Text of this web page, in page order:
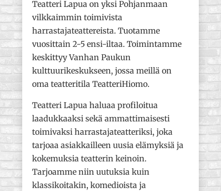
Teatteri Lapua on yksi Pohjanmaan
vilkkaimmin toimivista
harrastajateattereista. Tuotamme
vuosittain 2-5 ensi-iltaa. Toimintamme
keskittyy Vanhan Paukun
kulttuurikeskukseen, jossa meillä on
oma teatteritila TeatteriHiomo.
Teatteri Lapua haluaa profiloitua
laadukkaaksi sekä ammattimaisesti
toimivaksi harrastajateatteriksi, joka
tarjoaa asiakkailleen uusia elämyksiä ja
kokemuksia teatterin keinoin.
Tarjoamme niin uutuksia kuin
klassikoitakin, komedioista ja